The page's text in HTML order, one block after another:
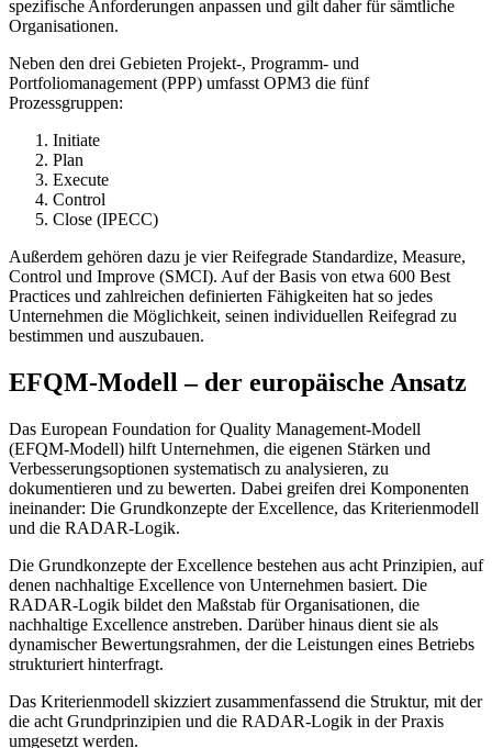
spezifische Anforderungen anpassen und gilt daher für sämtliche
Organisationen.
Neben den drei Gebieten Projekt-, Programm- und
Portfoliomanagement (PPP) umfasst OPM3 die fünf
Prozessgruppen:
Initiate
Plan
Execute
Control
Close (IPECC)
Außerdem gehören dazu je vier Reifegrade Standardize, Measure,
Control und Improve (SMCI). Auf der Basis von etwa 600 Best
Practices und zahlreichen definierten Fähigkeiten hat so jedes
Unternehmen die Möglichkeit, seinen individuellen Reifegrad zu
bestimmen und auszubauen.
EFQM-Modell – der europäische Ansatz
Das European Foundation for Quality Management-Modell
(EFQM-Modell) hilft Unternehmen, die eigenen Stärken und
Verbesserungsoptionen systematisch zu analysieren, zu
dokumentieren und zu bewerten. Dabei greifen drei Komponenten
ineinander: Die Grundkonzepte der Excellence, das Kriterienmodell
und die RADAR-Logik.
Die Grundkonzepte der Excellence bestehen aus acht Prinzipien, auf
denen nachhaltige Excellence von Unternehmen basiert. Die
RADAR-Logik bildet den Maßstab für Organisationen, die
nachhaltige Excellence anstreben. Darüber hinaus dient sie als
dynamischer Bewertungsrahmen, der die Leistungen eines Betriebs
strukturiert hinterfragt.
Das Kriterienmodell skizziert zusammenfassend die Struktur, mit der
die acht Grundprinzipien und die RADAR-Logik in der Praxis
umgesetzt werden.